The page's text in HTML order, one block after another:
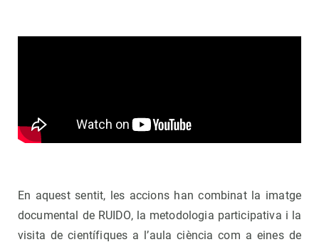
En aquest sentit, les accions han combinat la imatge
documental de RUIDO, la metodologia participativa i la
visita de científiques a l’aula ciència com a eines de